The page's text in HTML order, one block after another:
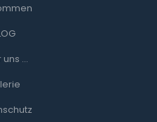
uns …